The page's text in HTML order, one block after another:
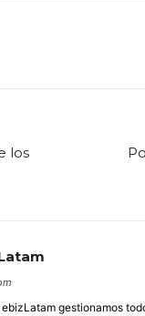
los
gestionamos